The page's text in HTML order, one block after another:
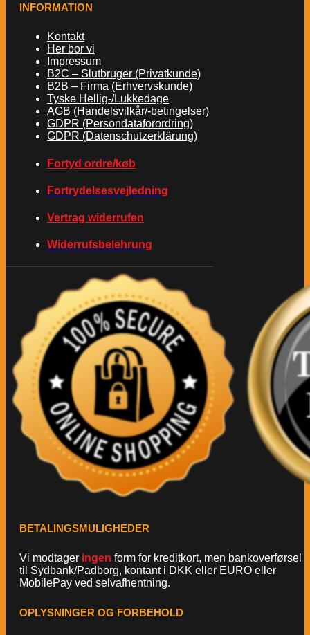
INFORMATION
Kontakt
Her bor vi
Impressum
B2C – Slutbruger (Privatkunde)
B2B – Firma (Erhvervskunde)
Tyske Hellig-/Lukkedage
AGB (Handelsvilkår/-betingelser)
GDPR (Persondataforordring)
GDPR (Datenschutzerklärung)
Fortyd ordre/køb
Fortrydelsesvejledning
Vertrag widerrufen
Widerrufsbelehrung
BETALINGSMULIGHEDER
Vi modtager ingen form for kreditkort, men bankoverførsel
til Sydbank/Padborg, kontant i DKK eller EURO eller
MobilePay ved selvafhentning.
OPLYSNINGER OG FORBEHOLD